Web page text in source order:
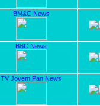
BM&C News
BBC News
TV Jovem Pan News